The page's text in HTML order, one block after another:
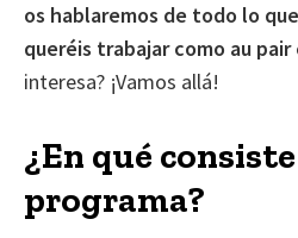
os hablaremos de todo lo
queréis trabajar como au pair
interesa? ¡Vamos allá!
¿En qué
programa?